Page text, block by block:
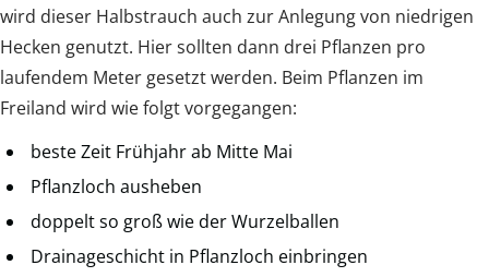
wird dieser Halbstrauch auch zur Anlegung von niedrigen
Hecken genutzt. Hier sollten dann drei Pflanzen pro
laufendem Meter gesetzt werden. Beim Pflanzen im
Freiland wird wie folgt vorgegangen:
beste Zeit Frühjahr ab Mitte Mai
Pflanzloch ausheben
doppelt so groß wie der Wurzelballen
Drainageschicht in Pflanzloch einbringen